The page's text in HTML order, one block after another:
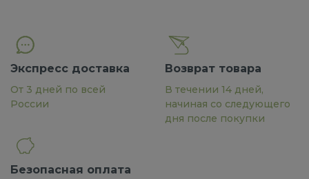
Экспресс доставка
От 3 дней по всей
России
Возврат товара
В течении 14 дней,
начиная со следующего
дня после покупки
Безопасная оплата